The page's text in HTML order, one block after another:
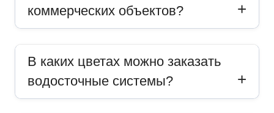
коммерческих объектов?
В каких цветах можно заказать
водосточные системы?